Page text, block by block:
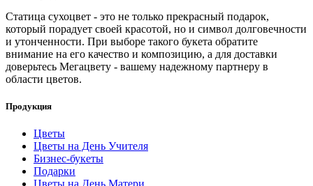
Статица сухоцвет - это не только прекрасный подарок,
который порадует своей красотой, но и символ долговечности
и утонченности. При выборе такого букета обратите
внимание на его качество и композицию, а для доставки
доверьтесь Мегацвету - вашему надежному партнеру в
области цветов.
Продукция
Цветы
Цветы на День Учителя
Бизнес-букеты
Подарки